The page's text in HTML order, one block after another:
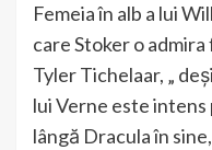
Femeia în alb a lui
care Stoker o
Tyler Tichelaar, „
lui Verne este
lângă Dracula în